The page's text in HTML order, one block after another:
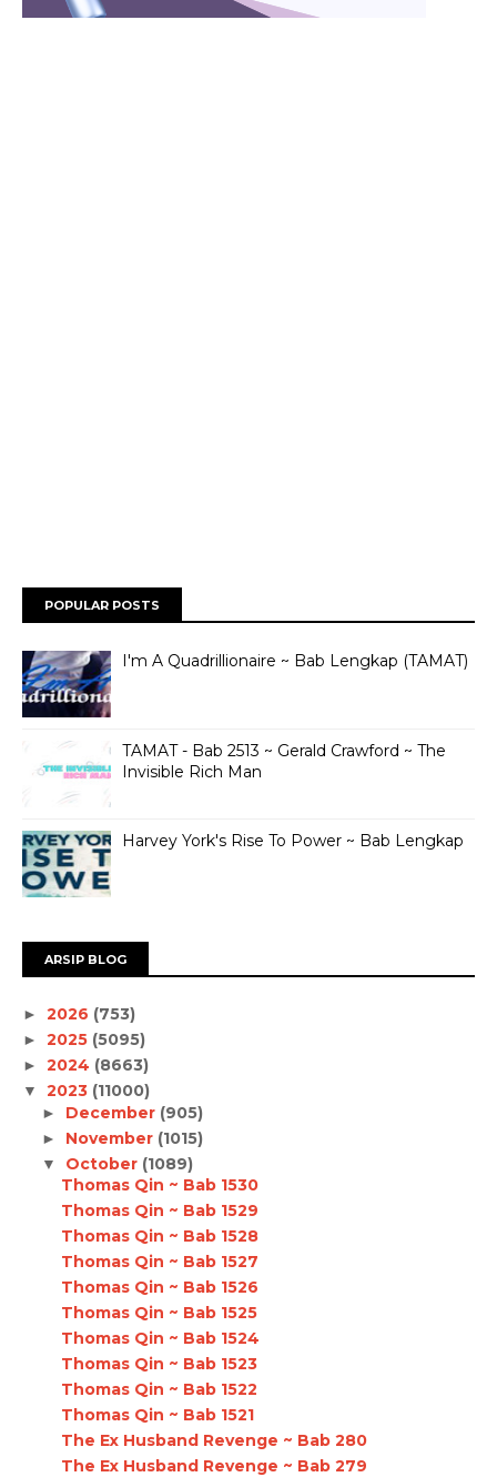
POPULAR POSTS
I'm A Quadrillionaire ~ Bab Lengkap (TAMAT)
TAMAT - Bab 2513 ~ Gerald Crawford ~ The
Invisible Rich Man
Harvey York's Rise To Power ~ Bab Lengkap
ARSIP BLOG
► 2026 (753)
► 2025 (5095)
► 2024 (8663)
▼ 2023 (11000)
► December (905)
► November (1015)
▼ October (1089)
Thomas Qin ~ Bab 1530
Thomas Qin ~ Bab 1529
Thomas Qin ~ Bab 1528
Thomas Qin ~ Bab 1527
Thomas Qin ~ Bab 1526
Thomas Qin ~ Bab 1525
Thomas Qin ~ Bab 1524
Thomas Qin ~ Bab 1523
Thomas Qin ~ Bab 1522
Thomas Qin ~ Bab 1521
The Ex Husband Revenge ~ Bab 280
The Ex Husband Revenge ~ Bab 279